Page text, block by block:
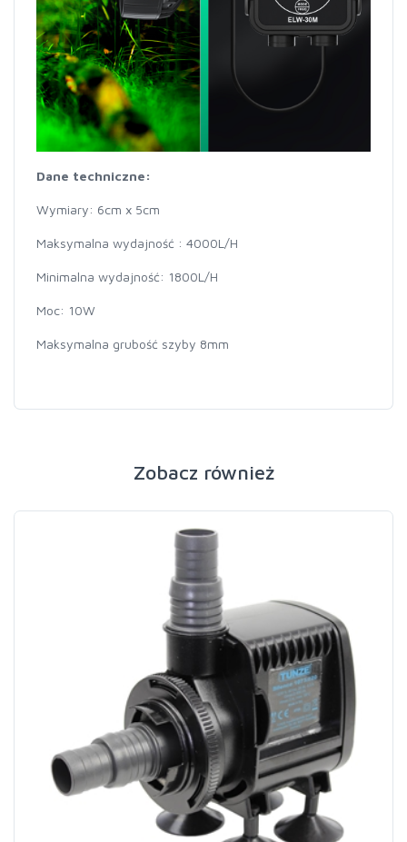
Dane techniczne:
Wymiary: 6cm x 5cm
Maksymalna wydajność : 4000L/H
Minimalna wydajność: 1800L/H
Moc: 10W
Maksymalna grubość szyby 8mm
Zobacz również